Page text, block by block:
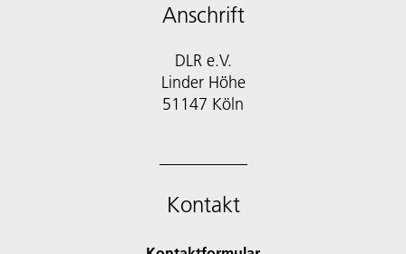
Anschrift
DLR e.V.
Linder Höhe
51147 Köln
Kontakt